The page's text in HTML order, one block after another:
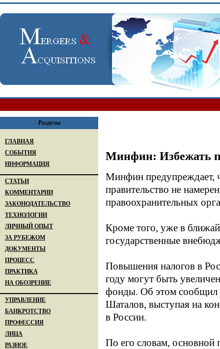
Разделы
ГЛАВНАЯ
СОБЫТИЯ
ИНФОРМАЦИЯ
СТАТЬИ
КОММЕНТАРИИ
ЗАКОНОДАТЕЛЬСТВО
ТЕХНОЛОГИИ
ЛИЧНЫЙ ОПЫТ
ЗА РУБЕЖОМ
ДОКУМЕНТЫ
ПРОЦЕСС
ПРАКТИКА
НА ОБОЗРЕНИЕ
УПРАВЛЕНИЕ
БАНКРОТСТВО
ПРОФЕССИЯ
ЛИЦА
РАЗНОЕ
Минфин: Избежать
Минфин предупреждает,
правительство не
правоохранительных
Кроме того, уже в
государственные
Повышения налогов в
году могут быть
фонды. Об этом сообщил
Шаталов, выступая на
в России.
По его словам, основной